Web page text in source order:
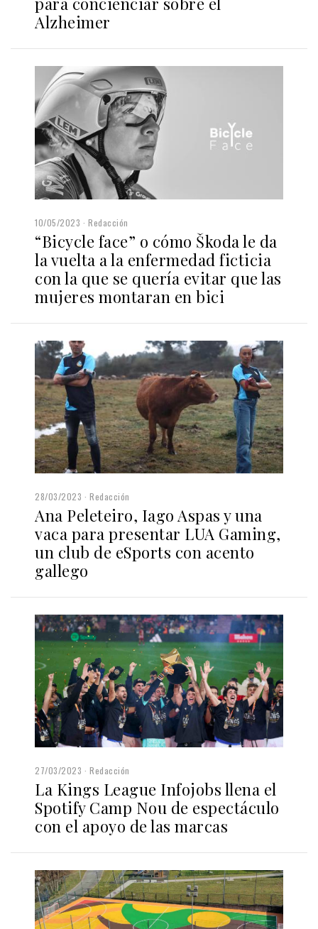
Alzheimer
10/05/2023 Redacción
“Bicycle face” o cómo Škoda le da
la vuelta a la enfermedad ficticia
con la que se quería evitar que las
mujeres montaran en bici
28/03/2023 Redacción
Ana Peleteiro, Iago Aspas y una
vaca para presentar LUA Gaming,
un club de eSports con acento
gallego
27/03/2023 Redacción
La Kings League Infojobs llena el
Spotify Camp Nou de espectáculo
con el apoyo de las marcas